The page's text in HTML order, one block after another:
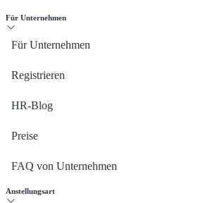
Für Unternehmen
Für Unternehmen
Registrieren
HR-Blog
Preise
FAQ von Unternehmen
Anstellungsart